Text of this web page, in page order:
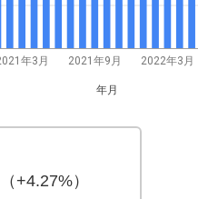
年3月 2021年9月 2022年3月
年月
+4.27%）